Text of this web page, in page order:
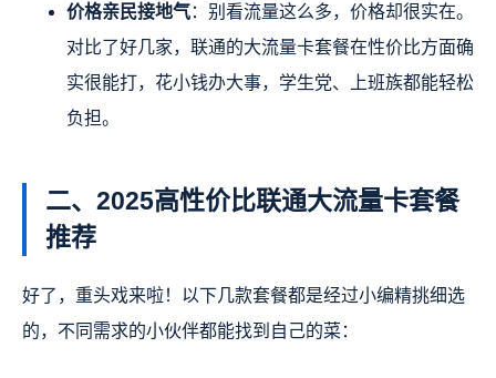
价格亲民接地气：别看流量这么多，价格却很实在。
对比了好几家，联通的大流量卡套餐在性价比方面确
实很能打，花小钱办大事，学生党、上班族都能轻松
负担。
二、2025高性价比联通大流量卡套餐
推荐
好了，重头戏来啦！以下几款套餐都是经过小编精挑细选
的，不同需求的小伙伴都能找到自己的菜：